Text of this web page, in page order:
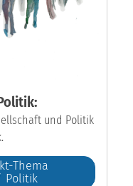
und Politik
Thema
Politik